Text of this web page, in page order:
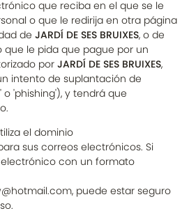
que reciba en el que se le
o que le redirija en otra página
de JARDÍ DE SES BRUIXES, o de
que le pida que pague por un
por JARDÍ DE SES BRUIXES,
intento de suplantación de
'phishing'), y tendrá que
el dominio
sus correos electrónicos. Si
con un formato
puede estar seguro